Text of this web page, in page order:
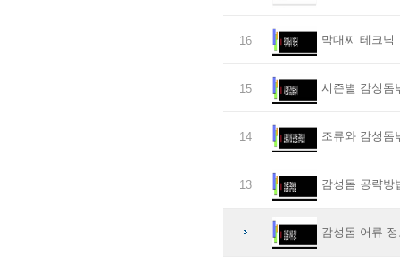
16 막대찌 테크닉
15 시즌별 감성돔
14 조류와 감성돔
13 감성돔 공략방
감성돔 어류